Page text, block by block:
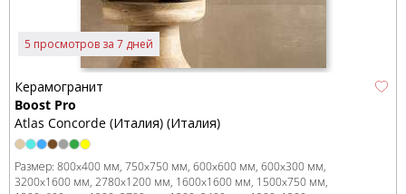
5 просмотров за 7 дней
Керамогранит
Boost Pro
Atlas Concorde (Италия) (Италия)
Размер: 800x400 мм 750x750 мм 600x600 мм 600x300 мм
3200x1600 мм 2780x1200 мм 1600x1600 мм 1500x750 мм